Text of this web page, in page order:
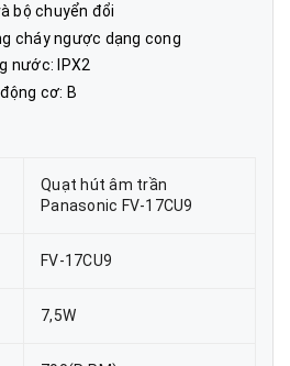
bộ chuyển đổi
cháy ngược dạng cong
nước: IPX2
cơ: B
Quạt hút âm trần
Panasonic FV-17CU9
FV-17CU9
7,5W